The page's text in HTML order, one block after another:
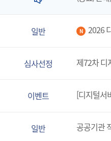
일반 N 2026
심사선정 제72차 디
이벤트 [디지털서
일반 공공기관